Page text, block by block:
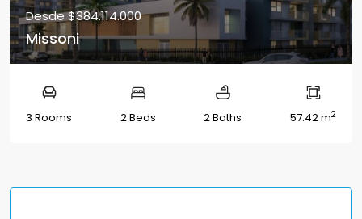
Desde$384.114.000
Missoni
3 Rooms 2 Beds 2 Baths 57.42 m2